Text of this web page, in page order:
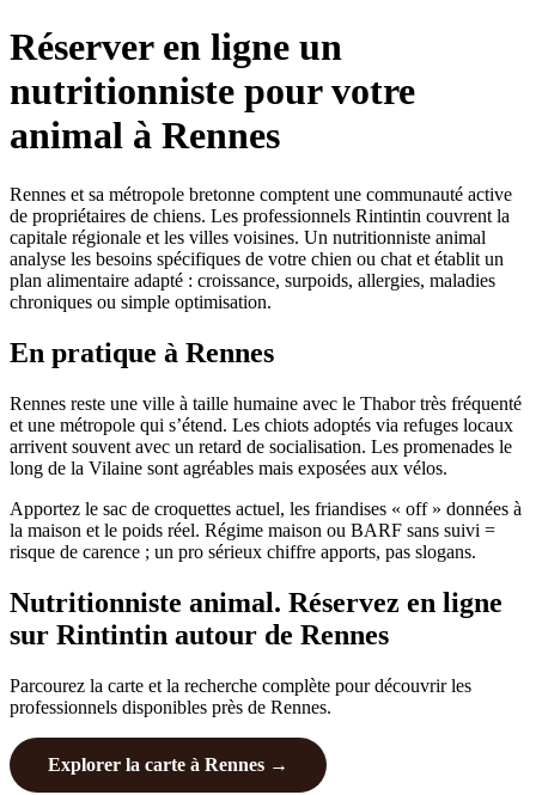
Réserver en ligne un
nutritionniste pour votre
animal à Rennes
Rennes et sa métropole bretonne comptent une communauté active
de propriétaires de chiens. Les professionnels Rintintin couvrent la
capitale régionale et les villes voisines. Un nutritionniste animal
analyse les besoins spécifiques de votre chien ou chat et établit un
plan alimentaire adapté : croissance, surpoids, allergies, maladies
chroniques ou simple optimisation.
En pratique à Rennes
Rennes reste une ville à taille humaine avec le Thabor très fréquenté
et une métropole qui s’étend. Les chiots adoptés via refuges locaux
arrivent souvent avec un retard de socialisation. Les promenades le
long de la Vilaine sont agréables mais exposées aux vélos.
Apportez le sac de croquettes actuel, les friandises « off » données à
la maison et le poids réel. Régime maison ou BARF sans suivi =
risque de carence ; un pro sérieux chiffre apports, pas slogans.
Nutritionniste animal. Réservez en ligne
sur Rintintin autour de Rennes
Parcourez la carte et la recherche complète pour découvrir les
professionnels disponibles près de Rennes.
Explorer la carte à Rennes →